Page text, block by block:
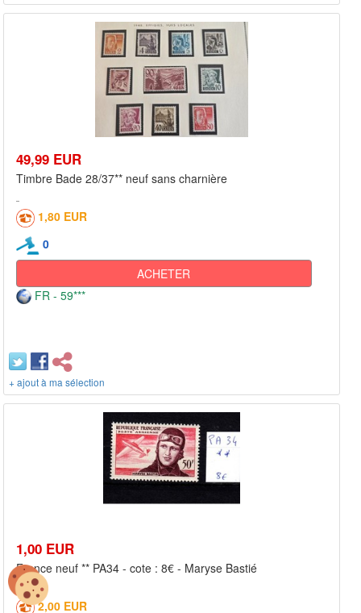
49,99 EUR
Timbre Bade 28/37** neuf sans charnière
1,80 EUR
0
ACHETER
FR - 59***
+ ajout à ma sélection
1,00 EUR
France neuf ** PA34 - cote : 8€ - Maryse Bastié
2,00 EUR